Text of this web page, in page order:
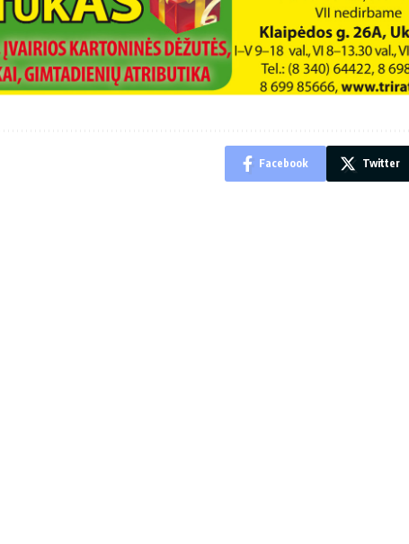
Facebook Twitter